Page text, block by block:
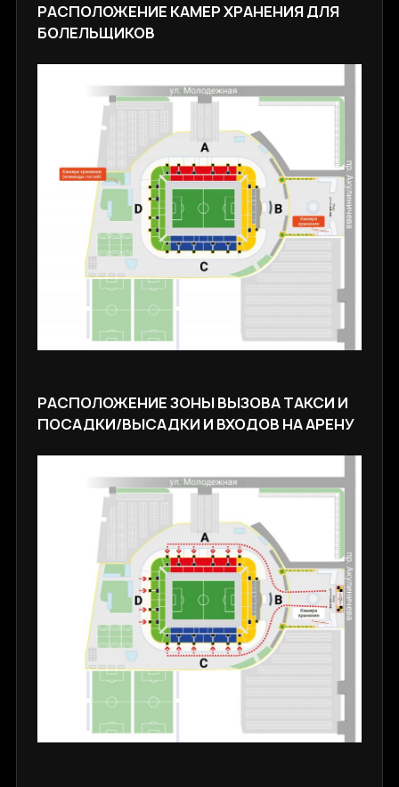
РАСПОЛОЖЕНИЕ КАМЕР ХРАНЕНИЯ ДЛЯ
БОЛЕЛЬЩИКОВ
РАСПОЛОЖЕНИЕ ЗОНЫ ВЫЗОВА ТАКСИ И
ПОСАДКИ/ВЫСАДКИ И ВХОДОВ НА АРЕНУ